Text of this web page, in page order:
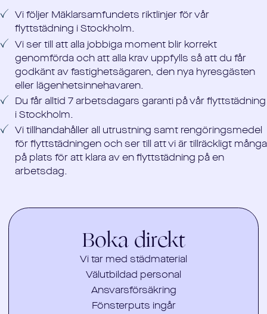
Vi följer Mäklarsamfundets riktlinjer för vår
flyttstädning i Stockholm.
Vi ser till att alla jobbiga moment blir korrekt
genomförda och att alla krav uppfylls så att du får
godkänt av fastighetsägaren, den nya hyresgästen
eller lägenhetsinnehavaren.
Du får alltid 7 arbetsdagars garanti på vår flyttstädning
i Stockholm.
Vi tillhandahåller all utrustning samt rengöringsmedel
för flyttstädningen och ser till att vi är tillräckligt många
på plats för att klara av en flyttstädning på en
arbetsdag.
Boka direkt
Vi tar med städmaterial
Välutbildad personal
Ansvarsförsäkring
Fönsterputs ingår